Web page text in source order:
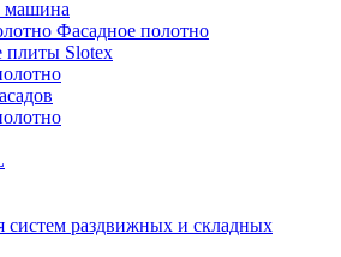
машина
Фасадное полотно
плиты Slotex